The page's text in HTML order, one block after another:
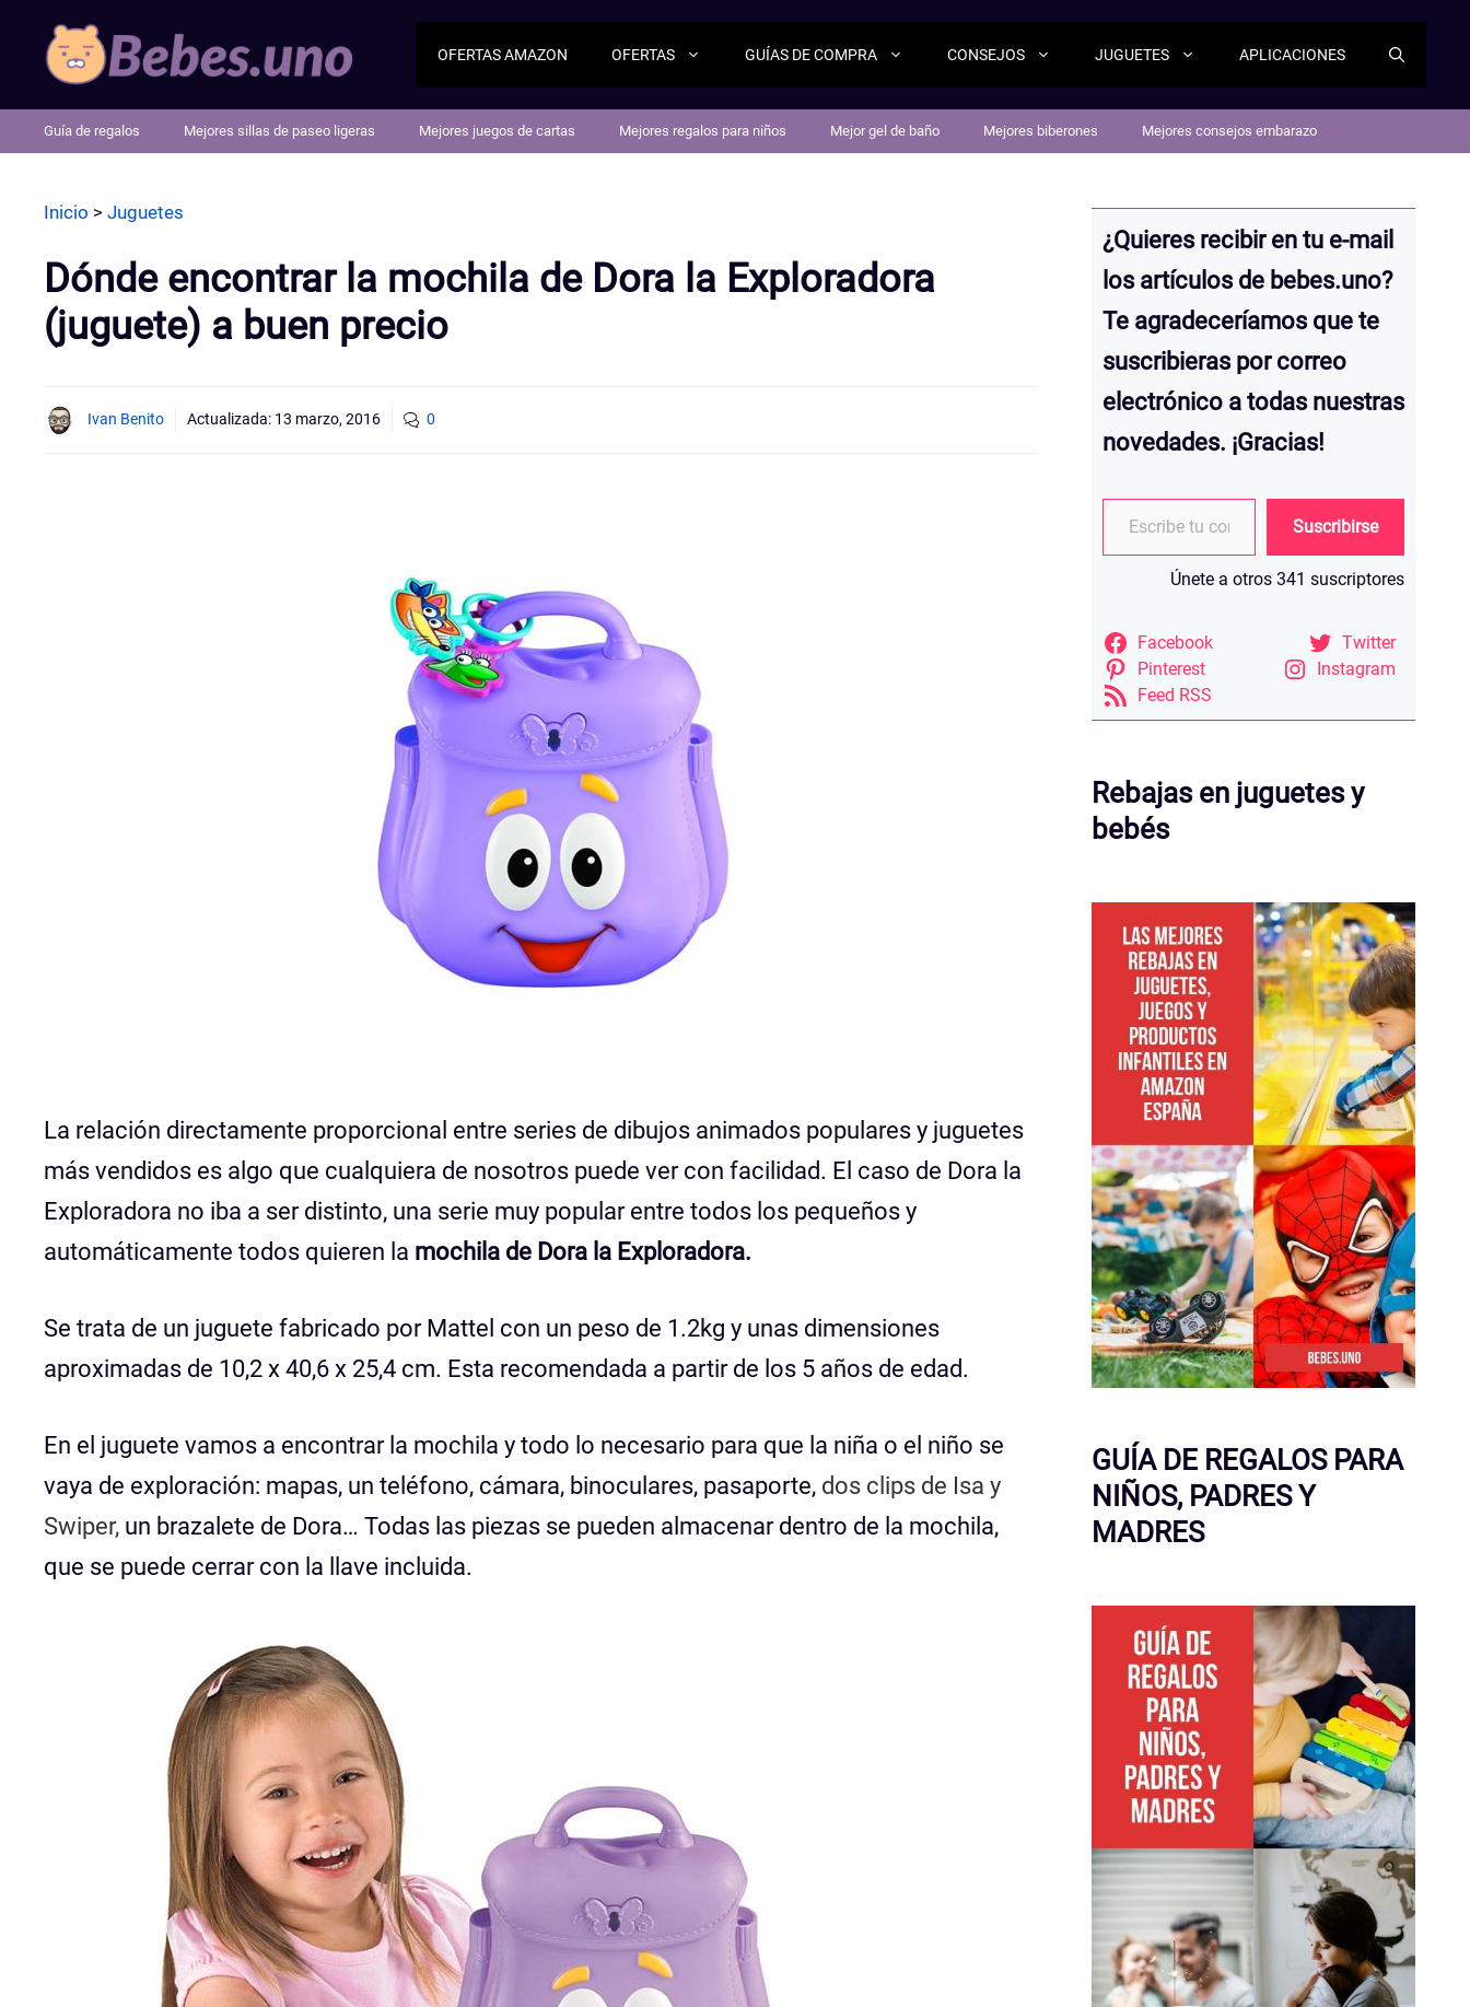
Saltar
OFERTAS AMAZON OFERTAS GUÍAS DE COMPRA CONSEJOS JUGUETES APLICACIONES
Guía de regalos Mejores sillas de paseo ligeras Mejores juegos de cartas Mejores regalos para niños Mejor gel de baño Mejores biberones Mejores consejos embarazo
Inicio > Juguetes
Dónde encontrar la mochila de Dora la Exploradora
(juguete) a buen precio
Ivan Benito Actualizada: 13 marzo, 2016 0
La relación directamente proporcional entre series de dibujos animados populares y juguetes
más vendidos es algo que cualquiera de nosotros puede ver con facilidad. El caso de Dora la
Exploradora no iba a ser distinto, una serie muy popular entre todos los pequeños y
automáticamente todos quieren la mochila de Dora la Exploradora.
Se trata de un juguete fabricado por Mattel con un peso de 1.2kg y unas dimensiones
aproximadas de 10,2 x 40,6 x 25,4 cm. Esta recomendada a partir de los 5 años de edad.
En el juguete vamos a encontrar la mochila y todo lo necesario para que la niña o el niño se
vaya de exploración: mapas, un teléfono, cámara, binoculares, pasaporte, dos clips de Isa y
Swiper, un brazalete de Dora… Todas las piezas se pueden almacenar dentro de la mochila,
que se puede cerrar con la llave incluida.
¿Quieres recibir en tu e-mail
los artículos de bebes.uno?
Te agradeceríamos que te
suscribieras por correo
electrónico a todas nuestras
novedades. ¡Gracias!
Escribe tu correo electrónico…
Suscribirse
Únete a otros 341 suscriptores
Facebook
Twitter
Pinterest
Instagram
Feed RSS
Rebajas en juguetes y
bebés
GUÍA DE REGALOS PARA
NIÑOS, PADRES Y
MADRES